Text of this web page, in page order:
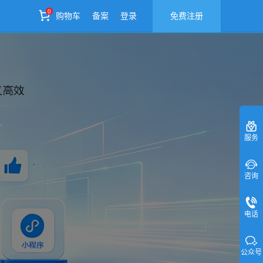
0
购物车 备案 登录 免费注册
服务
咨询
电话
公众号